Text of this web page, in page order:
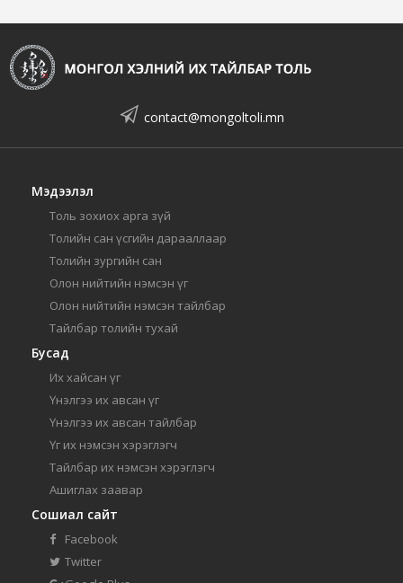
contact@mongoltoli.mn
Мэдээлэл
Толь зохиох арга зүй
Толийн сан үсгийн дарааллаар
Толийн зургийн сан
Олон нийтийн нэмсэн үг
Олон нийтийн нэмсэн тайлбар
Тайлбар толийн тухай
Бусад
Их хайсан үг
Үнэлгээ их авсан үг
Үнэлгээ их авсан тайлбар
Үг их нэмсэн хэрэглэгч
Тайлбар их нэмсэн хэрэглэгч
Ашиглах заавар
Сошиал сайт
Facebook
Twitter